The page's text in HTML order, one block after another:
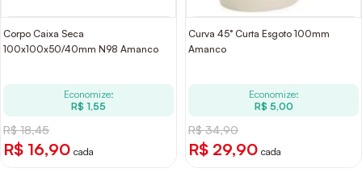
Corpo Caixa Seca
100x100x50/40mm N98 Amanco
Economize:
R$ 1,55
R$ 18,45
R$ 16,90 cada
Curva 45° Curta Esgoto 100mm
Amanco
Economize:
R$ 5,00
R$ 34,90
R$ 29,90 cada